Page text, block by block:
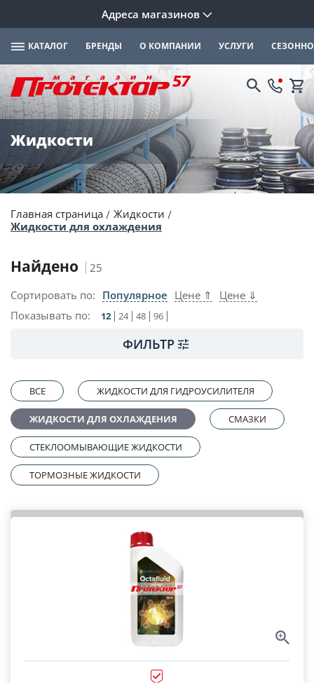
Адреса магазинов
КАТАЛОГ БРЕНДЫ О КОМПАНИИ УСЛУГИ
Жидкости
Главная страница
Жидкости
Жидкости для охлаждения
Найдено
25
Сортировать по: Популярное Цене ⇑
Цене ⇓
Показывать по:
12 24 48 96
ФИЛЬТР
ВСЕ ЖИДКОСТИ ДЛЯ ГИДРОУСИЛИТЕЛЯ
ЖИДКОСТИ ДЛЯ ОХЛАЖДЕНИЯ СМАЗКИ
СТЕКЛООМЫВАЮЩИЕ ЖИДКОСТИ
ТОРМОЗНЫЕ ЖИДКОСТИ